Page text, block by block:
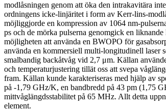
modlåsningen genom att öka den intrakavitära
ordningens icke-linjäritet i form av Kerr-lins-
möjliggjorde en kompression av 1064 nm-
ps och de mörka pulserna genomgick en
möjligheten att använda en BWOPO för
använda en kommersiell multi-longitudinell laser
smalbandig backåtvåg vid 2,7 μm. Källan
och temperaturjustering tillät oss att svepa
fram. Källan kunde karakteriseras med hjälp av
på -1,79 GHz/K, en bandbredd på 43 pm (1,75
mittvåglängdsstabilitet på 65 MHz. Allt detta
element.